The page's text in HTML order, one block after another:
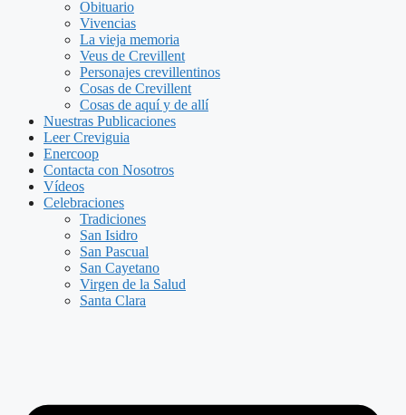
Obituario
Vivencias
La vieja memoria
Veus de Crevillent
Personajes crevillentinos
Cosas de Crevillent
Cosas de aquí y de allí
Nuestras Publicaciones
Leer Creviguia
Enercoop
Contacta con Nosotros
Vídeos
Celebraciones
Tradiciones
San Isidro
San Pascual
San Cayetano
Virgen de la Salud
Santa Clara